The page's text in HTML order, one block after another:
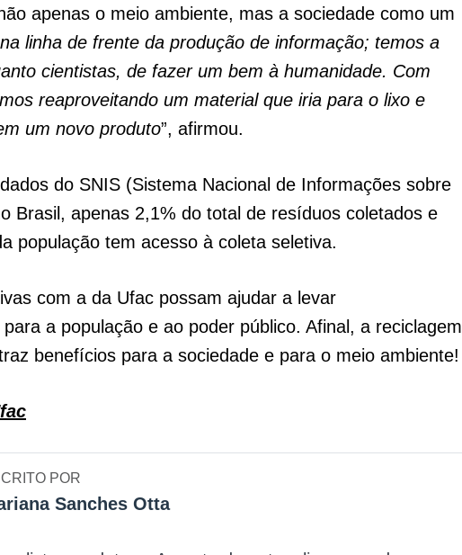
apenas o meio ambiente, mas a sociedade como um
linha de frente da produção de informação; temos a
cientistas, de fazer um bem à humanidade. Com
reaproveitando um material que iria para o lixo e
um novo produto”, afirmou.
do SNIS (Sistema Nacional de Informações sobre
Brasil, apenas 2,1% do total de resíduos coletados e
população tem acesso à coleta seletiva.
com a da Ufac possam ajudar a levar
a população e ao poder público. Afinal, a reciclagem
benefícios para a sociedade e para o meio ambiente!
POR
Sanches Otta